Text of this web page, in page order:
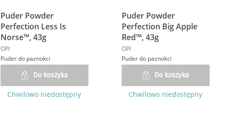
Puder Powder
Perfection Less Is
Norse™, 43g
OPI
Puder do paznokci
Do koszyka
Chwilowo niedostępny
Puder Powder
Perfection Big Apple
Red™, 43g
OPI
Puder do paznokci
Do koszyka
Chwilowo niedostępny